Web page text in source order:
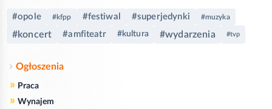
#opole #kfpp #festiwal #superjedynki #muzyka
#koncert #amfiteatr #kultura #wydarzenia #tvp
Ogłoszenia
» Praca
» Wynajem